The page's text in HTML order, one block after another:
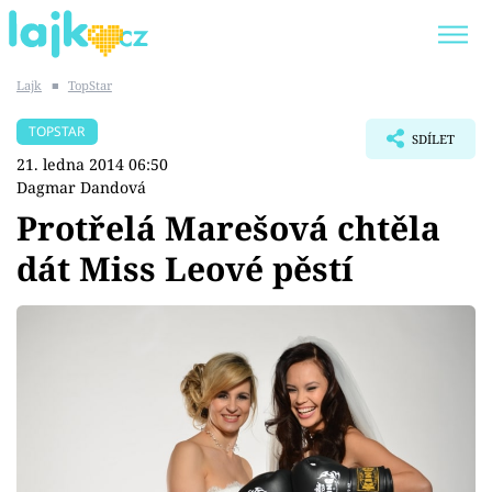
SHOPAHOLICADEL
Témata
Lajk ■ TopStar
TOPSTAR
21. ledna 2014 06:50
Dagmar Dandová
SDÍLET
Protřelá Marešová chtěla
dát Miss Leové pěstí